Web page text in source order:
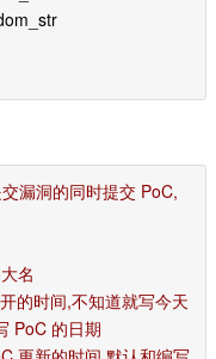
漏洞的同时提交 PoC,
名
的时间,不知道就写今天
PoC 的日期